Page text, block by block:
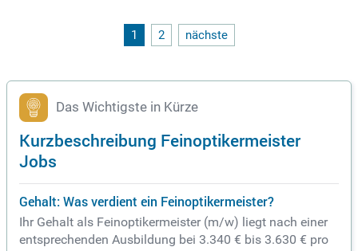
1 2 nächste
Das Wichtigste in Kürze
Kurzbeschreibung Feinoptikermeister
Jobs
Gehalt: Was verdient ein Feinoptikermeister?
Ihr Gehalt als Feinoptikermeister (m/w) liegt nach einer
entsprechenden Ausbildung bei 3.340 € bis 3.630 € pro